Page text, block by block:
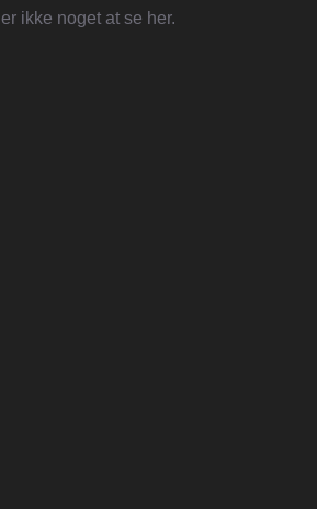
ikke noget at se her.